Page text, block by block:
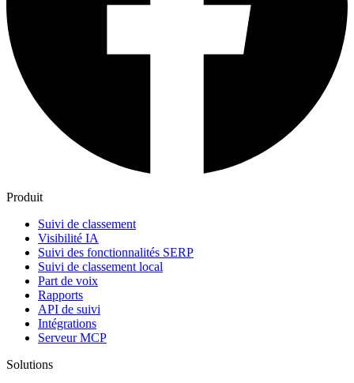
Produit
Suivi de classement
Visibilité IA
Suivi des fonctionnalités SERP
Suivi de classement local
Part de voix
Rapports
API de suivi
Intégrations
Serveur MCP
Solutions